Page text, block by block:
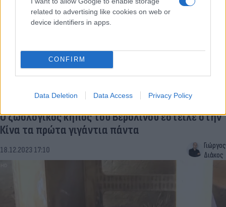
related to advertising like cookies on web or
device identifiers in apps.
CONFIRM
Data Deletion Data Access Privacy Policy
Ο ζωολογικός κήπος του Βερολίνου έστειλε στην
Κίνα τα πρώτα γιγάντια πάντα
18.12.2023 17:10
Γιώργος
Διάκος